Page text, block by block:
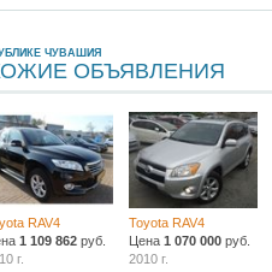
ЧУВАШИЯ
ОБЪЯВЛЕНИЯ
RAV4
1 109 862 руб.
г.
Toyota RAV4
Цена1 070 000 руб.
2010 г.